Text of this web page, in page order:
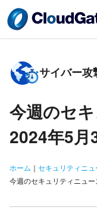
サイバー攻
今週のセ
2024年5月
ホーム ｜ セキュリティニュ
今週のセキュリティニュ